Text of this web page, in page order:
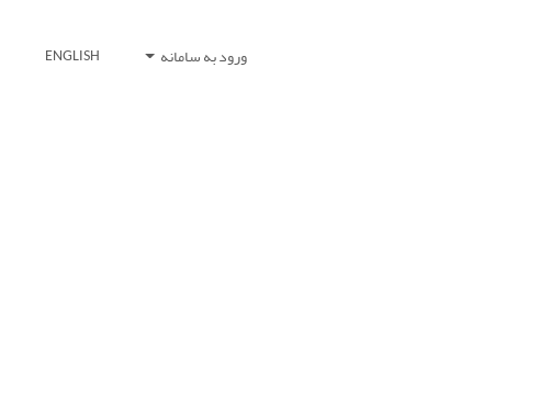
ورود به سامانه ENGLISH